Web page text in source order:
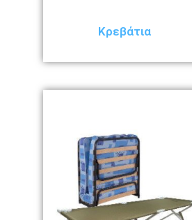
Κρεβάτια